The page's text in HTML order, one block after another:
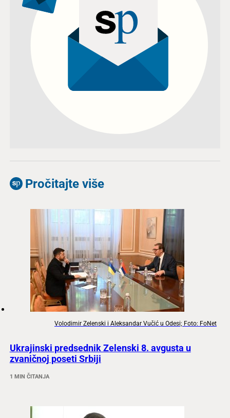
Pročitajte više
Volodimir Zelenski i Aleksandar Vučić u Odesi; Foto: FoNet
Ukrajinski predsednik Zelenski 8. avgusta u
zvaničnoj poseti Srbiji
1 MIN ČITANJA